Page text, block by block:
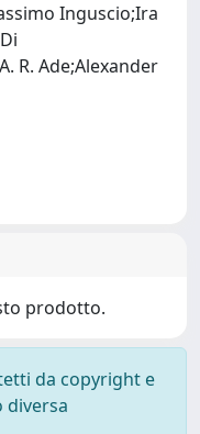
Inguscio;Ira
R. Ade;Alexander
prodotto.
da copyright e
diversa